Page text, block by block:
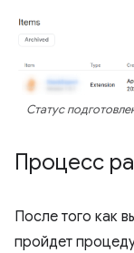
Статус
Процесс
После того как
пройдет